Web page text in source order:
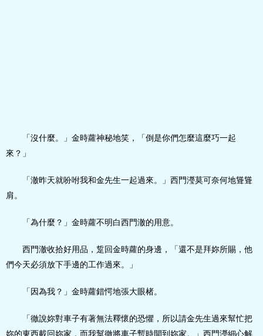
「沒什麼。」金時蘿神秘地笑，「倒是你們怎麼這麼巧一起
來？」
「澈昨天就吩咐我和金先生一起過來。」西門瀅莫可奈何地聳聳
肩。
「為什麼？」金時蘿不明白西門澈的用意。
西門澈收拾好用品，踅回金時蘿的身邊，「還不是拜妳所賜，他
們今天必須放下手邊的工作過來。」
「因為我？」金時蘿錯愕地張大眼楮。
「徹說妳對車子有著無法釋懷的恐懼，所以請金先生過來幫忙把
妳的東西載回妳家，而我幫徹將車子暫時開到妳家。」西門瀅細心解